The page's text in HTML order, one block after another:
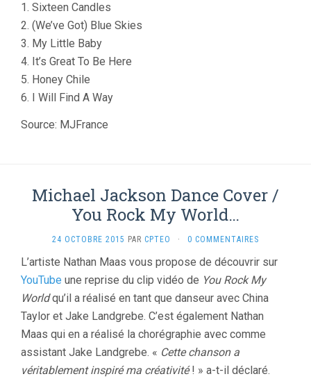
1. Sixteen Candles
2. (We’ve Got) Blue Skies
3. My Little Baby
4. It’s Great To Be Here
5. Honey Chile
6. I Will Find A Way
Source: MJFrance
Michael Jackson Dance Cover /
You Rock My World…
24 OCTOBRE 2015 PAR CPTEO · 0 COMMENTAIRES
L’artiste Nathan Maas vous propose de découvrir sur
YouTube une reprise du clip vidéo de You Rock My
Worldqu’il a réalisé en tant que danseur avec China
Taylor et Jake Landgrebe. C’est également Nathan
Maas qui en a réalisé la chorégraphie avec comme
assistant Jake Landgrebe. « Cette chanson a
véritablement inspiré ma créativité! » a-t-il déclaré.